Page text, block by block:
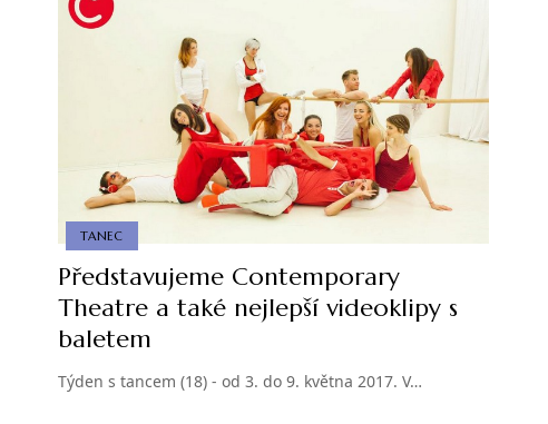
TANEC
Představujeme Contemporary
Theatre a také nejlepší videoklipy s
baletem
Týden s tancem (18) - od 3. do 9. května 2017. V…